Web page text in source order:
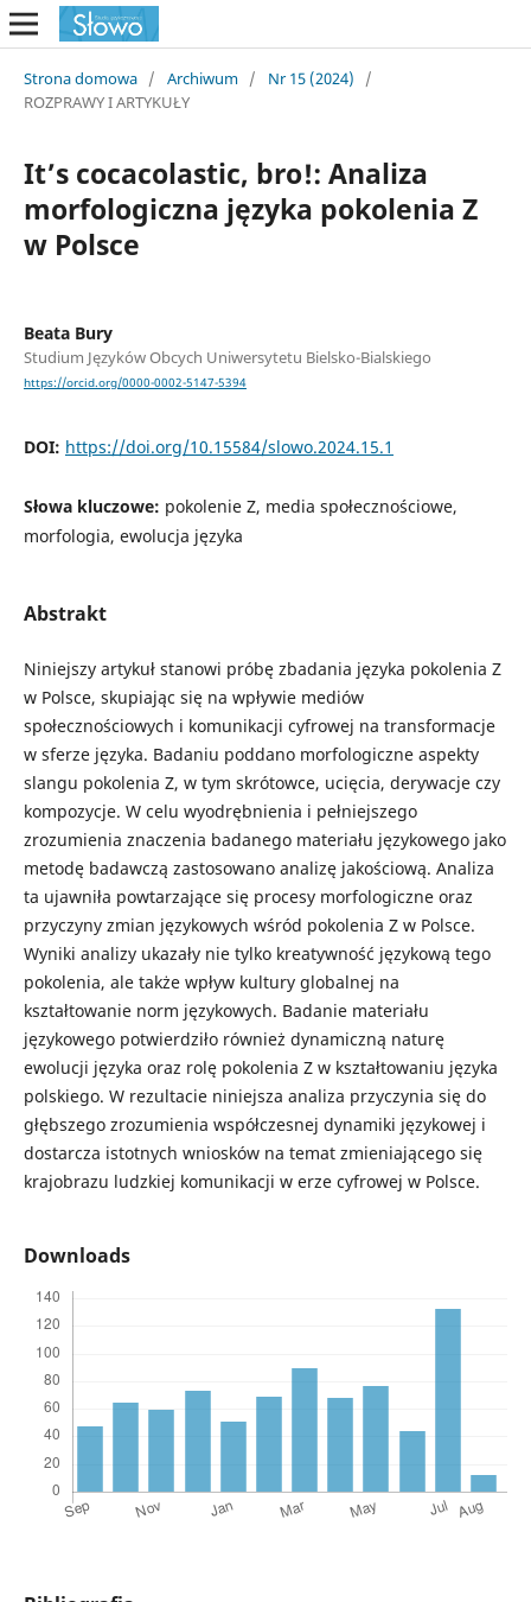
Strona domowa / Archiwum / Nr 15 (2024)
/
ROZPRAWY I ARTYKUŁY
It’s cocacolastic, bro!: Analiza
morfologiczna języka pokolenia Z
w Polsce
Beata Bury
Studium Języków Obcych Uniwersytetu Bielsko-Bialskiego
https://orcid.org/0000-0002-5147-5394
DOI: https://doi.org/10.15584/slowo.2024.15.1
Słowa kluczowe: pokolenie Z, media społecznościowe,
morfologia, ewolucja języka
Abstrakt
Niniejszy artykuł stanowi próbę zbadania języka pokolenia Z
w Polsce, skupiając się na wpływie mediów
społecznościowych i komunikacji cyfrowej na transformacje
w sferze języka. Badaniu poddano morfologiczne aspekty
slangu pokolenia Z, w tym skrótowce, ucięcia, derywacje czy
kompozycje. W celu wyodrębnienia i pełniejszego
zrozumienia znaczenia badanego materiału językowego jako
metodę badawczą zastosowano analizę jakościową. Analiza
ta ujawniła powtarzające się procesy morfologiczne oraz
przyczyny zmian językowych wśród pokolenia Z w Polsce.
Wyniki analizy ukazały nie tylko kreatywność językową tego
pokolenia, ale także wpływ kultury globalnej na
kształtowanie norm językowych. Badanie materiału
językowego potwierdziło również dynamiczną naturę
ewolucji języka oraz rolę pokolenia Z w kształtowaniu języka
polskiego. W rezultacie niniejsza analiza przyczynia się do
głębszego zrozumienia współczesnej dynamiki językowej i
dostarcza istotnych wniosków na temat zmieniającego się
krajobrazu ludzkiej komunikacji w erze cyfrowej w Polsce.
Downloads